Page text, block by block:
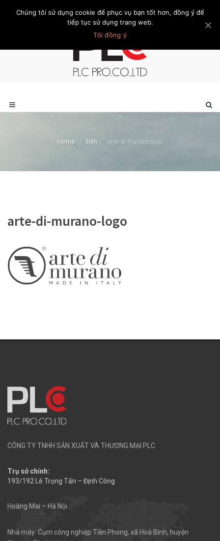
Trang chủ Giới thiệu Khách hàng Liên hệ Thành viên
Home / Đèn / arte-di-murano-logo
arte-di-murano-logo
CÔNG TY TNHH SẢN XUẤT VÀ THƯƠNG MẠI PLC
Trụ sở chính:
193/192 Lê Trọng Tấn – Định Công
Hoàng Mai – Hà Nội
Nhà máy: Cụm công nghiệp Tiền Phong, xã Hoà Bình, huyện
Chúng tôi sử dụng cookie để phục vụ bạn tốt hơn, đồng ý để
tiếp tục sử dụng trang web.
Tôi đồng ý